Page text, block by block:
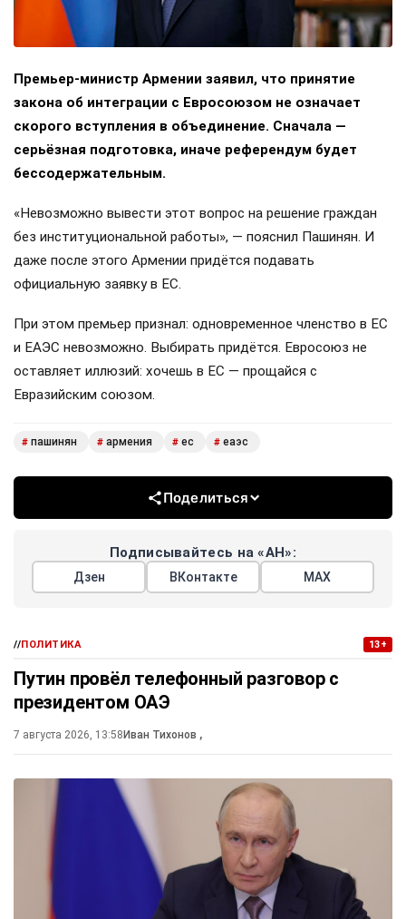
Премьер-министр Армении заявил, что принятие
закона об интеграции с Евросоюзом не означает
скорого вступления в объединение. Сначала —
серьёзная подготовка, иначе референдум будет
бессодержательным.
«Невозможно вывести этот вопрос на решение граждан
без институциональной работы», — пояснил Пашинян. И
даже после этого Армении придётся подавать
официальную заявку в ЕС.
При этом премьер признал: одновременное членство в ЕС
и ЕАЭС невозможно. Выбирать придётся. Евросоюз не
оставляет иллюзий: хочешь в ЕС — прощайся с
Евразийским союзом.
# пашинян # армения # ес # еаэс
Поделиться
Подписывайтесь на «АН»:
Дзен ВКонтакте МАХ
//ПОЛИТИКА 13+
Путин провёл телефонный разговор с
президентом ОАЭ
7 августа 2026, 13:58 Иван Тихонов ,